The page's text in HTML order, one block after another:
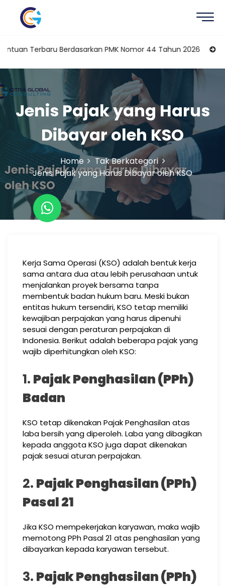
Berdasarkan PMK Nomor 44 Tahun 2026
Jenis Pajak yang Harus
Dibayar oleh KSO
Home
Tak Berkategori
Jenis Pajak yang Harus Dibayar oleh KSO
Kerja Sama Operasi (KSO) adalah bentuk kerja
sama antara dua atau lebih perusahaan untuk
menjalankan proyek bersama tanpa
membentuk badan hukum baru. Meski bukan
entitas hukum tersendiri, KSO tetap memiliki
kewajiban perpajakan yang harus dipenuhi
sesuai dengan peraturan perpajakan di
Indonesia. Berikut adalah beberapa pajak yang
wajib diperhitungkan oleh KSO:
1. Pajak Penghasilan (PPh)
Badan
KSO tetap dikenakan Pajak Penghasilan atas
laba bersih yang diperoleh. Laba yang dibagikan
kepada anggota KSO juga dapat dikenakan
pajak sesuai aturan perpajakan.
2. Pajak Penghasilan (PPh)
Pasal 21
Jika KSO mempekerjakan karyawan, maka wajib
memotong PPh Pasal 21 atas penghasilan yang
dibayarkan kepada karyawan tersebut.
3. Pajak Penghasilan (PPh)